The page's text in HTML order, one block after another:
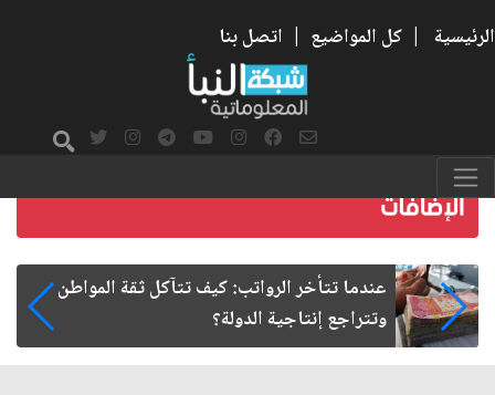
الرئيسية | كل المواضيع | اتصل بنا
صمت الطريق بعد الأربعين